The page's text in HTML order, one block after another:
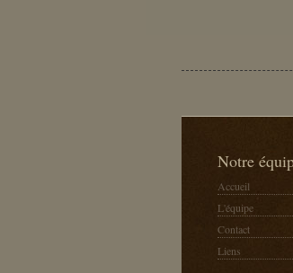
Notre
Accueil
L'équipe
Contact
Liens